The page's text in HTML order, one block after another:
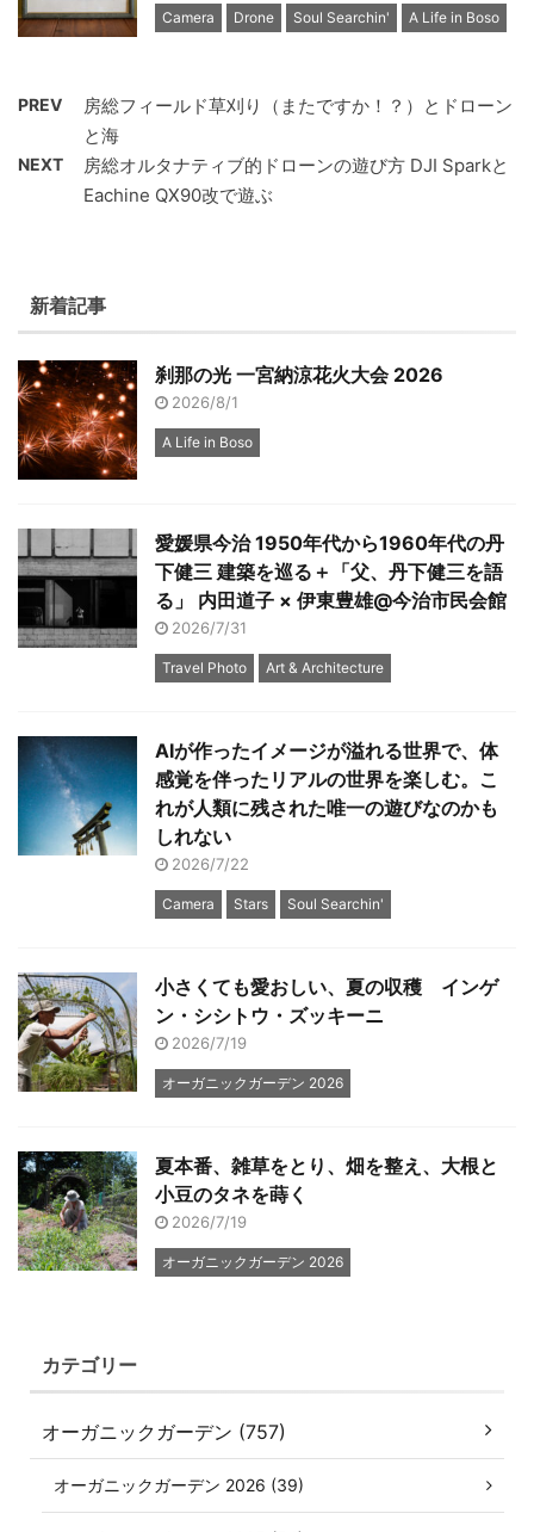
Camera Drone Soul Searchin' A Life in Boso
PREV
房総フィールド草刈り（またですか！？）とドローン
と海
NEXT
房総オルタナティブ的ドローンの遊び方 DJI Sparkと
Eachine QX90改で遊ぶ
新着記事
刹那の光 一宮納涼花火大会 2026
2026/8/1
A Life in Boso
愛媛県今治 1950年代から1960年代の丹
下健三 建築を巡る＋「父、丹下健三を語
る」 内田道子 × 伊東豊雄@今治市民会館
2026/7/31
Travel Photo Art & Architecture
AIが作ったイメージが溢れる世界で、体
感覚を伴ったリアルの世界を楽しむ。こ
れが人類に残された唯一の遊びなのかも
しれない
2026/7/22
Camera Stars Soul Searchin'
小さくても愛おしい、夏の収穫 インゲ
ン・シシトウ・ズッキーニ
2026/7/19
オーガニックガーデン 2026
夏本番、雑草をとり、畑を整え、大根と
小豆のタネを蒔く
2026/7/19
オーガニックガーデン 2026
カテゴリー
オーガニックガーデン (757)
オーガニックガーデン 2026 (39)